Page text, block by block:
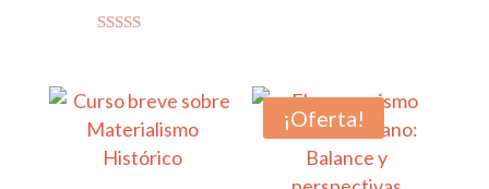
¡Oferta!